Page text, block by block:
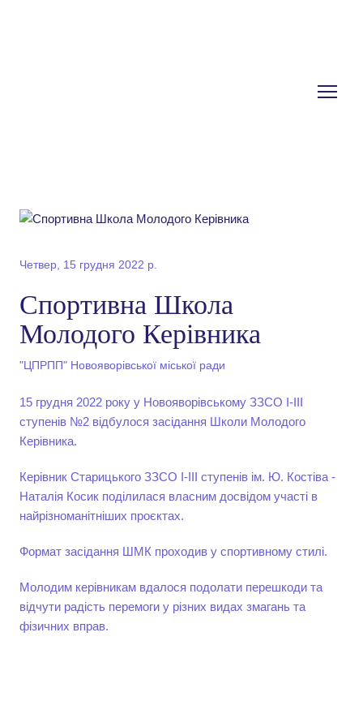
Четвер, 15 грудня 2022 р.
Спортивна Школа
Молодого Керівника
"ЦПРПП" Новояворівської міської ради
15 грудня 2022 року у Новояворівському ЗЗСО І-ІІІ
ступенів №2 відбулося засідання Школи Молодого
Керівника.
Керівник Старицького ЗЗСО І-ІІІ ступенів ім. Ю. Костіва -
Наталія Косик поділилася власним досвідом участі в
найрізноманітніших проєктах.
Формат засідання ШМК проходив у спортивному стилі.
Молодим керівникам вдалося подолати перешкоди та
відчути радість перемоги у різних видах змагань та
фізичних вправ.